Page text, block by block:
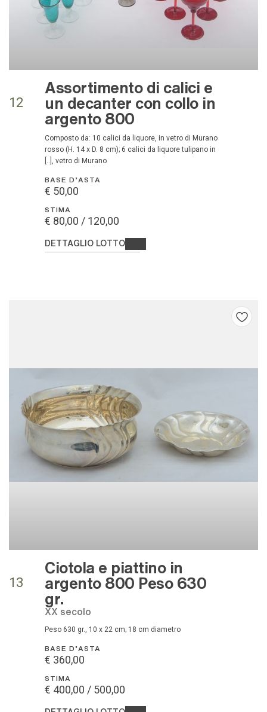
12
Assortimento di calici e
un decanter con collo in
argento 800
Composto da: 10 calici da liquore, in vetro di Murano
rosso (H. 14 x D. 8 cm); 6 calici da liquore tulipano in
[..], vetro di Murano
BASE D'ASTA
€ 50,00
STIMA
€ 80,00 / 120,00
DETTAGLIO LOTTO
13
Ciotola e piattino in
argento 800 Peso 630
gr.
XX secolo
Peso 630 gr., 10 x 22 cm; 18 cm diametro
BASE D'ASTA
€ 360,00
STIMA
€ 400,00 / 500,00